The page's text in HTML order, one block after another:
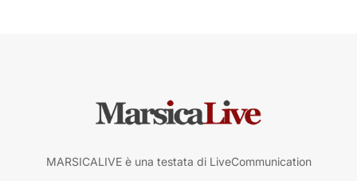
MARSICALIVE è una testata di LiveCommunication